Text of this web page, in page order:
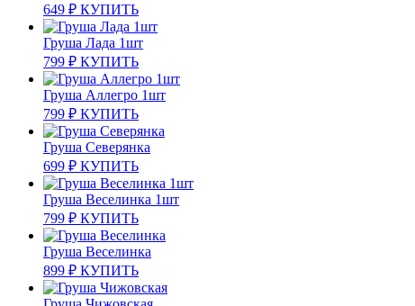
649 ₽ КУПИТЬ
Груша Лада 1шт
799 ₽ КУПИТЬ
Груша Аллегро 1шт
799 ₽ КУПИТЬ
Груша Северянка
699 ₽ КУПИТЬ
Груша Веселинка 1шт
799 ₽ КУПИТЬ
Груша Веселинка
899 ₽ КУПИТЬ